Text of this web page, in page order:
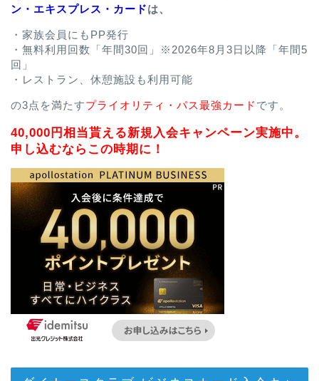
ン・エキスプレス・カードは、
・家族会員にもPP発行
・無料利用回数「年間30回」※2026年8月3日以降「年間5
回」
・レストラン、休憩施設も利用可能
の3点を満たすプライオリティ・パス最強カード です。
40,000円相当貰える新規入会キャンペーン実施中。
申し込むならこの時期に！